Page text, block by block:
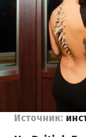
Источник: